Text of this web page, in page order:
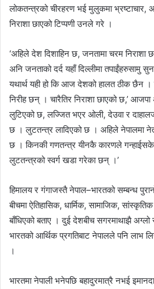
लोकतन्त्रको चीरहरण भई मुलुकमा भ्रष्टाचार,
निराशा छाएको टिप्पणी उनले गरे ।
‘अहिले देश दिशाहिन छ, जनतामा चरम
अनि जनताको दर्द यहाँ दिल्लीमा तपाईंहरुसामु
यथार्थ यही हो कि आज देशको हालत ठीक छैन
निरीह छन् । चारैतिर निराशा छाएको छ,’
लुटिएको छ, लज्जित भएर ओली, देउवा र
छ । लुटतन्त्र लादिएको छ । अहिले नेपालमा
छ । किनकी गणतन्त्र यीनकै कारणले
लुटतन्त्रको स्वर्ग खडा गरेका छन् ।’
हिमालय र गंगाजस्तै नेपाल–भारतको सम्बन्ध
बीचमा ऐतिहासिक, धार्मिक, सामाजिक,
बाँधिएको बताए । दुई देशबीच सगरमाथाझै
भारतको आर्थिक प्रगतिबाट नेपालले पनि लाभ
।
भारतमा नेपाली भनेपछि बहादुरमात्रै नभई